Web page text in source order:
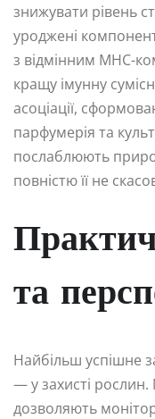
знижувати рівень
уроджені
з відмінним MHC-
кращу імунну
асоціації,
парфумерія та
послаблюють
повністю її не
та
Найбільш успішне
— у захисті
дозволяють